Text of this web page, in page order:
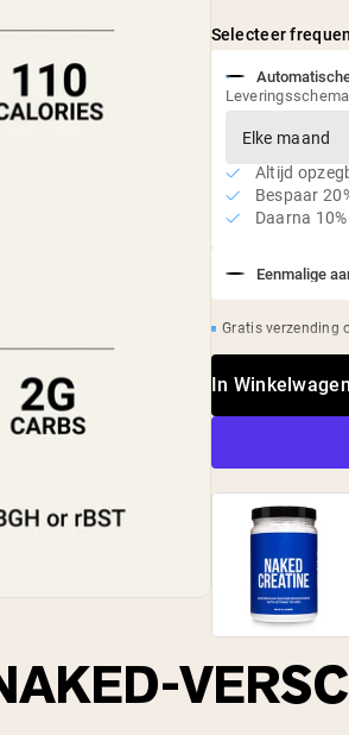
23g eiwit en
Sojavrij,
Geen
kleurstoffen
Selecteer
Eenmalige
Altijd
Bespaar
Daarna
Gratis verzending
In Winkelwagen